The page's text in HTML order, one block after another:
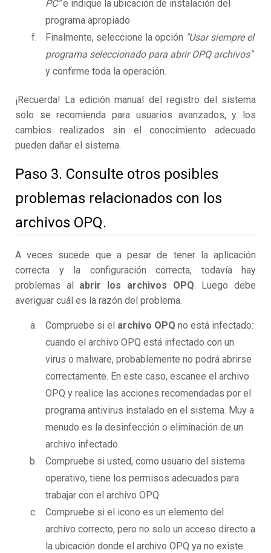
PC"e indique la ubicación de instalación del
programa apropiado
Finalmente, seleccione la opción "Usar siempre el
programa seleccionado para abrir OPQ archivos"
y confirme toda la operación.
¡Recuerda! La edición manual del registro del sistema
solo se recomienda para usuarios avanzados, y los
cambios realizados sin el conocimiento adecuado
pueden dañar el sistema.
Paso 3. Consulte otros posibles
problemas relacionados con los
archivos OPQ.
A veces sucede que a pesar de tener la aplicación
correcta y la configuración correcta, todavía hay
problemas al abrir los archivos OPQ. Luego debe
averiguar cuál es la razón del problema.
Compruebe si el archivo OPQ no está infectado:
cuando el archivo OPQ está infectado con un
virus o malware, probablemente no podrá abrirse
correctamente. En este caso, escanee el archivo
OPQ y realice las acciones recomendadas por el
programa antivirus instalado en el sistema. Muy a
menudo es la desinfección o eliminación de un
archivo infectado.
Compruebe si usted, como usuario del sistema
operativo, tiene los permisos adecuados para
trabajar con el archivo OPQ
Compruebe si el icono es un elemento del
archivo correcto, pero no solo un acceso directo a
la ubicación donde el archivo OPQ ya no existe.